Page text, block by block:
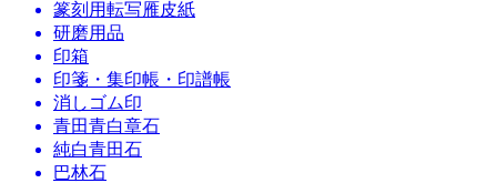
篆刻用転写雁皮紙
研磨用品
印箱
印箋・集印帳・印譜帳
消しゴム印
青田青白章石
純白青田石
巴林石